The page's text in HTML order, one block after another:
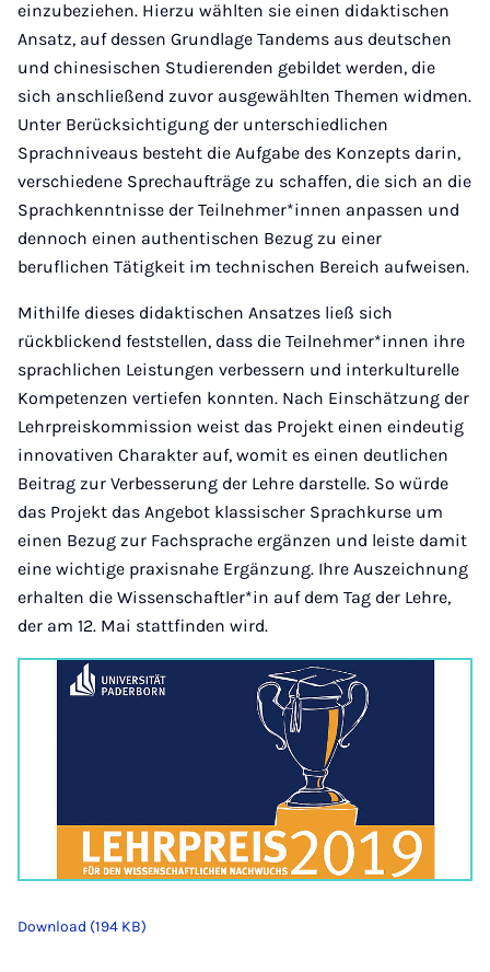
einzubeziehen. Hierzu wählten sie einen didaktischen
Ansatz, auf dessen Grundlage Tandems aus deutschen
und chinesischen Studierenden gebildet werden, die
sich anschließend zuvor ausgewählten Themen widmen.
Unter Berücksichtigung der unterschiedlichen
Sprachniveaus besteht die Aufgabe des Konzepts darin,
verschiedene Sprechaufträge zu schaffen, die sich an die
Sprachkenntnisse der Teilnehmer*innen anpassen und
dennoch einen authentischen Bezug zu einer
beruflichen Tätigkeit im technischen Bereich aufweisen.
Mithilfe dieses didaktischen Ansatzes ließ sich
rückblickend feststellen, dass die Teilnehmer*innen ihre
sprachlichen Leistungen verbessern und interkulturelle
Kompetenzen vertiefen konnten. Nach Einschätzung der
Lehrpreiskommission weist das Projekt einen eindeutig
innovativen Charakter auf, womit es einen deutlichen
Beitrag zur Verbesserung der Lehre darstelle. So würde
das Projekt das Angebot klassischer Sprachkurse um
einen Bezug zur Fachsprache ergänzen und leiste damit
eine wichtige praxisnahe Ergänzung. Ihre Auszeichnung
erhalten die Wissenschaftler*in auf dem Tag der Lehre,
der am 12. Mai stattfinden wird.
Download (194 KB)